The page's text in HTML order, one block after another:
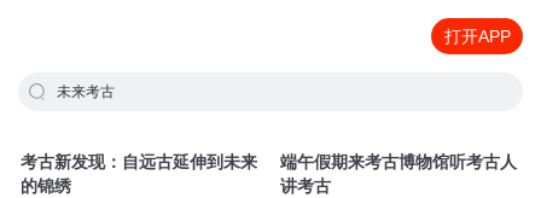
打开APP
未来考古
考古新发现：自远古延伸到未来
的锦绣
端午假期来考古博物馆听考古人
讲考古